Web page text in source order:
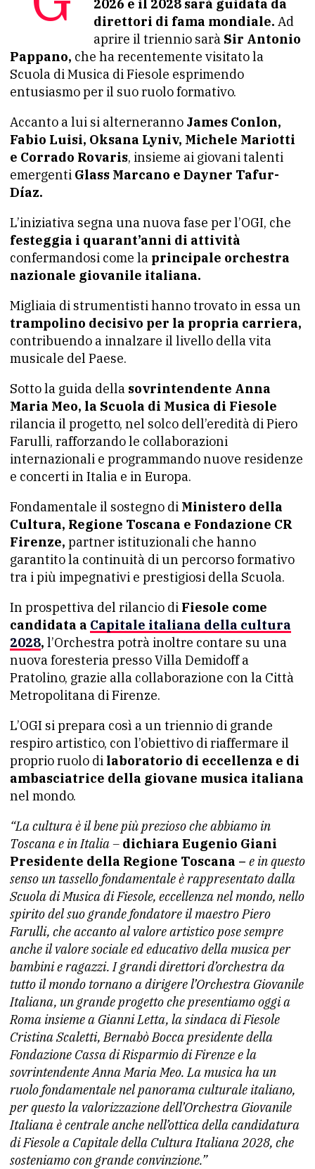
2026 e il 2028 sarà guidata da
direttori di fama mondiale. Ad
aprire il triennio sarà Sir Antonio
Pappano, che ha recentemente visitato la
Scuola di Musica di Fiesole esprimendo
entusiasmo per il suo ruolo formativo.
Accanto a lui si alterneranno James Conlon,
Fabio Luisi, Oksana Lyniv, Michele Mariotti
e Corrado Rovaris, insieme ai giovani talenti
emergenti Glass Marcano e Dayner Tafur-
Díaz.
L’iniziativa segna una nuova fase per l’OGI, che
festeggia i quarant’anni di attività
confermandosi come la principale orchestra
nazionale giovanile italiana.
Migliaia di strumentisti hanno trovato in essa un
trampolino decisivo per la propria carriera,
contribuendo a innalzare il livello della vita
musicale del Paese.
Sotto la guida della sovrintendente Anna
Maria Meo, la Scuola di Musica di Fiesole
rilancia il progetto, nel solco dell’eredità di Piero
Farulli, rafforzando le collaborazioni
internazionali e programmando nuove residenze
e concerti in Italia e in Europa.
Fondamentale il sostegno di Ministero della
Cultura, Regione Toscana e Fondazione CR
Firenze, partner istituzionali che hanno
garantito la continuità di un percorso formativo
tra i più impegnativi e prestigiosi della Scuola.
In prospettiva del rilancio di Fiesole come
candidata a Capitale italiana della cultura
2028, l’Orchestra potrà inoltre contare su una
nuova foresteria presso Villa Demidoff a
Pratolino, grazie alla collaborazione con la Città
Metropolitana di Firenze.
L’OGI si prepara così a un triennio di grande
respiro artistico, con l’obiettivo di riaffermare il
proprio ruolo di laboratorio di eccellenza e di
ambasciatrice della giovane musica italiana
nel mondo.
“La cultura è il bene più prezioso che abbiamo in
Toscana e in Italia – dichiara Eugenio Giani
Presidente della Regione Toscana – e in questo
senso un tassello fondamentale è rappresentato dalla
Scuola di Musica di Fiesole, eccellenza nel mondo, nello
spirito del suo grande fondatore il maestro Piero
Farulli, che accanto al valore artistico pose sempre
anche il valore sociale ed educativo della musica per
bambini e ragazzi. I grandi direttori d’orchestra da
tutto il mondo tornano a dirigere l’Orchestra Giovanile
Italiana, un grande progetto che presentiamo oggi a
Roma insieme a Gianni Letta, la sindaca di Fiesole
Cristina Scaletti, Bernabò Bocca presidente della
Fondazione Cassa di Risparmio di Firenze e la
sovrintendente Anna Maria Meo. La musica ha un
ruolo fondamentale nel panorama culturale italiano,
per questo la valorizzazione dell’Orchestra Giovanile
Italiana è centrale anche nell’ottica della candidatura
di Fiesole a Capitale della Cultura Italiana 2028, che
sosteniamo con grande convinzione.”